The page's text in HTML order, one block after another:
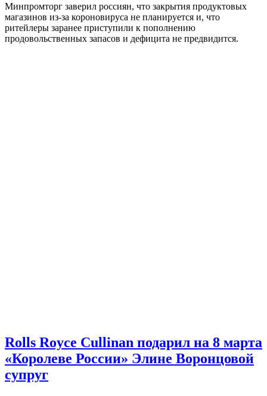
Минпромторг заверил россиян, что закрытия продуктовых
магазинов из-за короновируса не планируется и, что
ритейлеры заранее приступили к пополнению
продовольственных запасов и дефицита не предвидится.
Rolls Royce Cullinan подарил на 8 марта
«Королеве России» Элине Воронцовой
супруг